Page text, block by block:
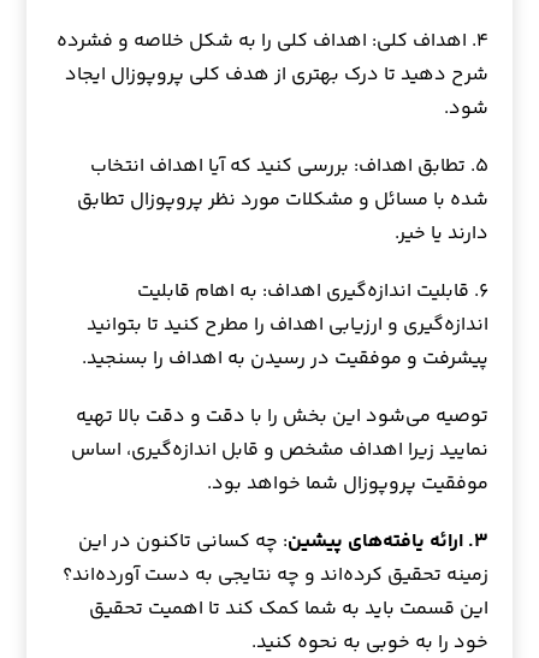
۴. اهداف کلی: اهداف کلی را به شکل خلاصه و فشرده
شرح دهید تا درک بهتری از هدف کلی پروپوزال ایجاد
شود.
۵. تطابق اهداف: بررسی کنید که آیا اهداف انتخاب
شده با مسائل و مشکلات مورد نظر پروپوزال تطابق
دارند یا خیر.
۶. قابلیت اندازه‌گیری اهداف: به اهام قابلیت
اندازه‌گیری و ارزیابی اهداف را مطرح کنید تا بتوانید
پیشرفت و موفقیت در رسیدن به اهداف را بسنجید.
توصیه می‌شود این بخش را با دقت و دقت بالا تهیه
نمایید زیرا اهداف مشخص و قابل اندازه‌گیری، اساس
موفقیت پروپوزال شما خواهد بود.
۳. ارائه یافته‌های پیشین
: چه کسانی تاکنون در این
زمینه تحقیق کرده‌اند و چه نتایجی به دست آورده‌اند؟
این قسمت باید به شما کمک کند تا اهمیت تحقیق
خود را به خوبی به نحوه کنید.